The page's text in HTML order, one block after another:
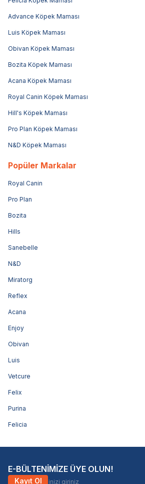
Advance Köpek Maması
Luis Köpek Maması
Obivan Köpek Maması
Bozita Köpek Maması
Acana Köpek Maması
Royal Canin Köpek Maması
Hill's Köpek Maması
Pro Plan Köpek Maması
N&D Köpek Maması
Popüler Markalar
Royal Canin
Pro Plan
Bozita
Hills
Sanebelle
N&D
Miratorg
Reflex
Acana
Enjoy
Obivan
Luis
Vetcure
Felix
Purina
Felicia
E-BÜLTENİMİZE ÜYE OLUN!
Kayıt Ol